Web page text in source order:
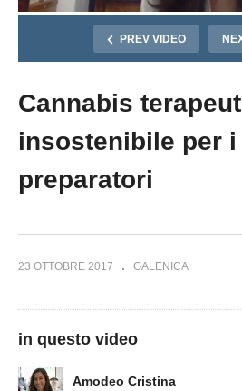
PREV VIDEO
Cannabis
insostenibile per
preparatori
23 OTTOBRE 2017 GALENICA
in questo video
Amodeo Cristina